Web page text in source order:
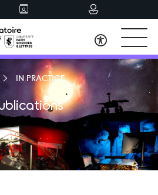
IN PRACTICE